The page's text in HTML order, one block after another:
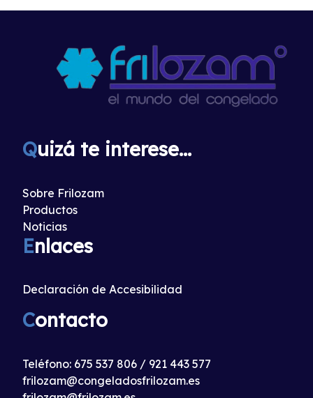
Quizá te interese...
Sobre Frilozam
Productos
Noticias
Enlaces
Declaración de Accesibilidad
Contacto
Teléfono: 675 537 806 / 921 443 577
frilozam@congeladosfrilozam.es